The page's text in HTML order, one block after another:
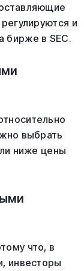
и
бирже в SEC.
выбрать
ниже цены
что, в
инвесторы